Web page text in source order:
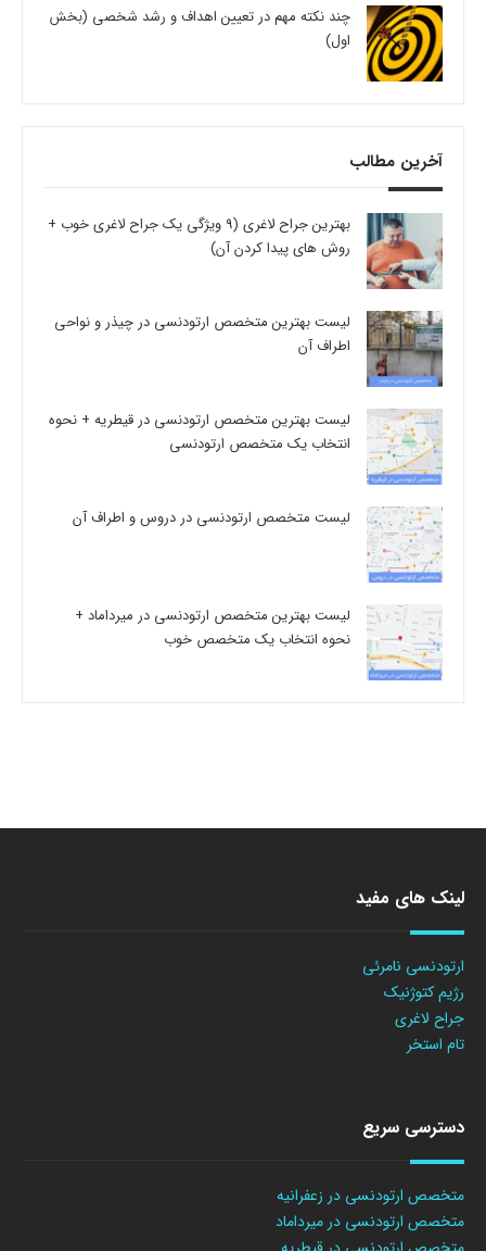
چند نکته مهم در تعیین اهداف و رشد شخصی (بخش
اول)
آخرین مطالب
بهترین جراح لاغری (9 ویژگی یک جراح لاغری خوب +
روش های پیدا کردن آن)
لیست بهترین متخصص ارتودنسی در چیذر و نواحی
اطراف آن
لیست بهترین متخصص ارتودنسی در قیطریه + نحوه
انتخاب یک متخصص ارتودنسی
لیست متخصص ارتودنسی در دروس و اطراف آن
لیست بهترین متخصص ارتودنسی در میرداماد +
نحوه انتخاب یک متخصص خوب
لینک های مفید
ارتودنسی نامرئی
رژیم کتوژنیک
جراح لاغری
تام استخر
دسترسی سریع
متخصص ارتودنسی در زعفرانیه
متخصص ارتودنسی در میرداماد